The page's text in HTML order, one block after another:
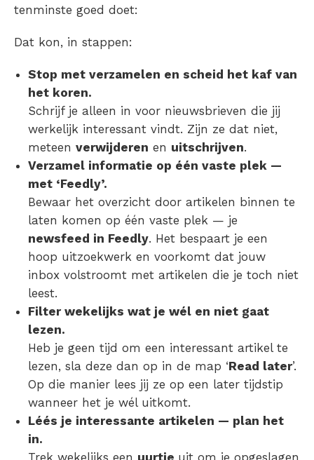
tenminste goed doet:
Dat kon, in stappen:
Stop met verzamelen en scheid het kaf van
het koren.
Schrijf je alleen in voor nieuwsbrieven die jij
werkelijk interessant vindt. Zijn ze dat niet,
meteen verwijderen en uitschrijven.
Verzamel informatie op één vaste plek —
met ‘Feedly’.
Bewaar het overzicht door artikelen binnen te
laten komen op één vaste plek — je
newsfeed in Feedly. Het bespaart je een
hoop uitzoekwerk en voorkomt dat jouw
inbox volstroomt met artikelen die je toch niet
leest.
Filter wekelijks wat je wél en niet gaat
lezen.
Heb je geen tijd om een interessant artikel te
lezen, sla deze dan op in de map ‘Read later’.
Op die manier lees jij ze op een later tijdstip
wanneer het je wél uitkomt.
Léés je interessante artikelen — plan het
in.